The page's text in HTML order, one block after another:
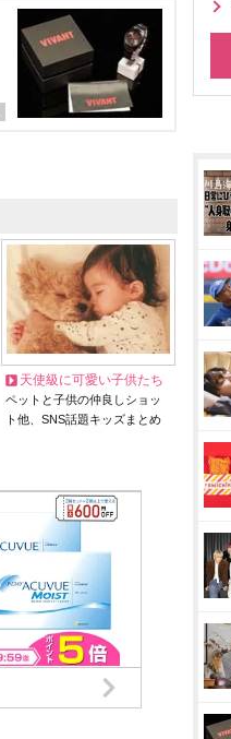
天使級に可愛い子供たち
ペットと子供の仲良しショッ
ト他、SNS話題キッズまとめ